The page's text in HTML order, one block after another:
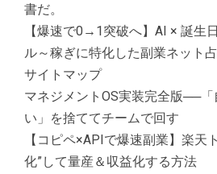
書だ。
【爆速で0→1突破へ】AI × 誕生
ル～稼ぎに特化した副業ネット
サイトマップ
マネジメントOS実装完全版──
い」を捨ててチームで回す
【コピペ×APIで爆速副業】楽天
化”して量産＆収益化する方法